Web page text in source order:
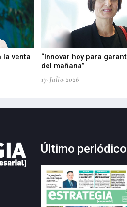
la venta
“Innovar hoy para
del mañana”
17-Julio-2026
Último periódico